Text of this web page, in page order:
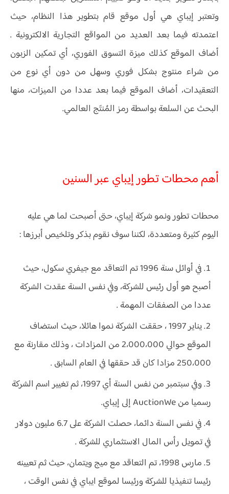
وتعتبر إيباي هي أول موقع قام بتطوير هذا النظام، حيث
اعتمدته فيما بعد العديد من المواقع التجارية الالكترونية .
أضاف الموقع كذلك ميزة التسوق الفوري، أي تمكين الزبون
من شراء منتوج بشكل فوري وسهل من دون أي نوع من
التعقيدات، أضاف الموقع فيما بعد عددا من الميزات، منها
البحث عن السلعة بواسطة رمز المُنتَج العالمي.
أهم محطات تطور إيباي عبر السنين
محطات تطور ونمو شركة إيباي، حتى أصبحت لما هي عليه
اليوم كثيرة ومتعددة، لكننا سوف نقوم بذكر وتلخيص أبرزها :
في أوائل سنة 1996 تم التعاقد مع جيفري سكول، حيث
أصبح هو أول رئيس للشركة، وفي نفس السنة عقدت الشركة
عددا من الصفقات المهمة .
يناير 1997 ، حققت الشركة نموا هائلا، حيث استضاف
الموقع حوالي 2،000،000 من المزادات ، وذلك مقارنة مع
250،000 مزادا كان قد حققها في العام السابق .
وفي سبتمبر من نفس السنة أي 1997، ثم تغيير اسم الشركة
رسميا من AuctionWe إلى إيباي.
في نفس السنة دائما، حصلت الشركة على 6.7 مليون دولار
في تمويل رأس المال الاستثماري للشركة .
مارس 1998، تم التعاقد مع ميج ويتمان، حيث ثم تعيينه
رئيسا تنفيذيا للشركة ورئيسا لموقع ايباي في نفس الوقت ،